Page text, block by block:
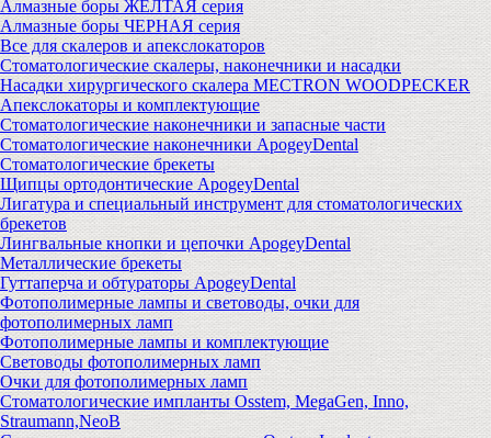
Алмазные боры ЖЕЛТАЯ серия
Алмазные боры ЧЕРНАЯ серия
Все для скалеров и апекслокаторов
Стоматологические скалеры, наконечники и насадки
Насадки хирургического скалера MECTRON WOODPECKER
Апекслокаторы и комплектующие
Стоматологические наконечники и запасные части
Стоматологические наконечники ApogeyDental
Стоматологические брекеты
Щипцы ортодонтические ApogeyDental
Лигатура и специальный инструмент для стоматологических
брекетов
Лингвальные кнопки и цепочки ApogeyDental
Металлические брекеты
Гуттаперча и обтураторы ApogeyDental
Фотополимерные лампы и световоды, очки для
фотополимерных ламп
Фотополимерные лампы и комплектующие
Световоды фотополимерных ламп
Очки для фотополимерных ламп
Стоматологические импланты Osstem, MegaGen, Inno,
Straumann,NeoB